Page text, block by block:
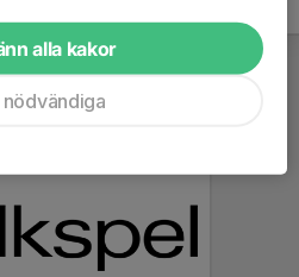
alla kakor
nödvändiga